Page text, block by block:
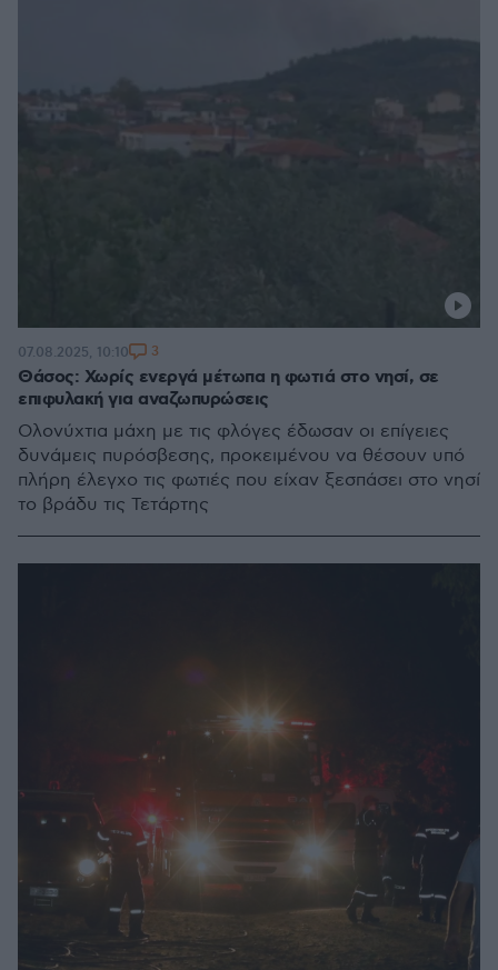
Θάσος: Χωρίς ενεργά μέτωπα η φωτιά στο νησί, σε
επιφυλακή για αναζωπυρώσεις
Ολονύχτια μάχη με τις φλόγες έδωσαν οι επίγειες
δυνάμεις πυρόσβεσης, προκειμένου να θέσουν υπό
πλήρη έλεγχο τις φωτιές που είχαν ξεσπάσει στο νησί
το βράδυ τις Τετάρτης
07.08.2025, 10:10 3